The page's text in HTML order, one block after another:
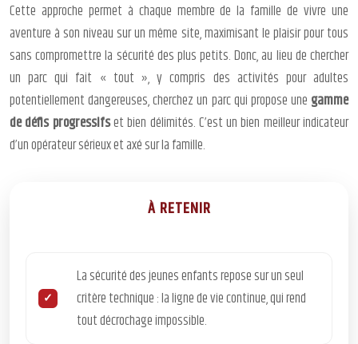
Cette approche permet à chaque membre de la famille de vivre une
aventure à son niveau sur un même site, maximisant le plaisir pour tous
sans compromettre la sécurité des plus petits. Donc, au lieu de chercher
un parc qui fait « tout », y compris des activités pour adultes
potentiellement dangereuses, cherchez un parc qui propose une gamme
de défis progressifset bien délimités. C’est un bien meilleur indicateur
d’un opérateur sérieux et axé sur la famille.
À RETENIR
La sécurité des jeunes enfants repose sur un seul
critère technique : la ligne de vie continue, qui rend
tout décrochage impossible.